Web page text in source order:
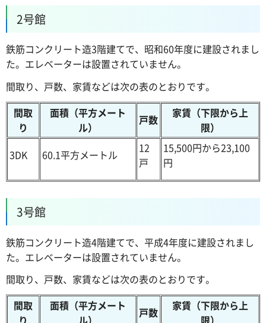
2号館
鉄筋コンクリート造3階建てで、昭和60年度に建設されまし
た。エレベーターは設置されていません。
間取り、戸数、家賃などは次の表のとおりです。
間取
り
面積（平方メート
ル）
戸数
家賃（下限から上
限）
3DK
60.1平方メートル
12
戸
15,500円から23,100
円
3号館
鉄筋コンクリート造4階建てで、平成4年度に建設されまし
た。エレベーターは設置されていません。
間取り、戸数、家賃などは次の表のとおりです。
間取
り
面積（平方メート
ル）
戸数
家賃（下限から上
限）